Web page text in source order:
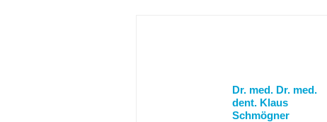
Dr. med. Dr. med.
dent. Klaus
Schmögner